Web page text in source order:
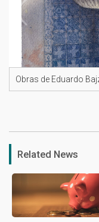
Obras de Eduardo
Related News